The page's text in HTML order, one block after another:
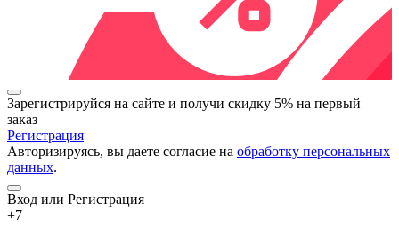
Зарегистрируйся на сайте и получи скидку 5% на первый
заказ
Регистрация
Авторизируясь, вы даете согласие на обработку персональных
данных.
Вход или Регистрация
+7